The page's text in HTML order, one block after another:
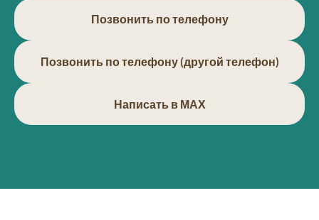
Позвонить по телефону
Позвонить по телефону (другой телефон)
Написать в МАХ